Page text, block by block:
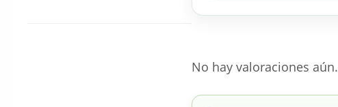
No hay valoraciones aún.